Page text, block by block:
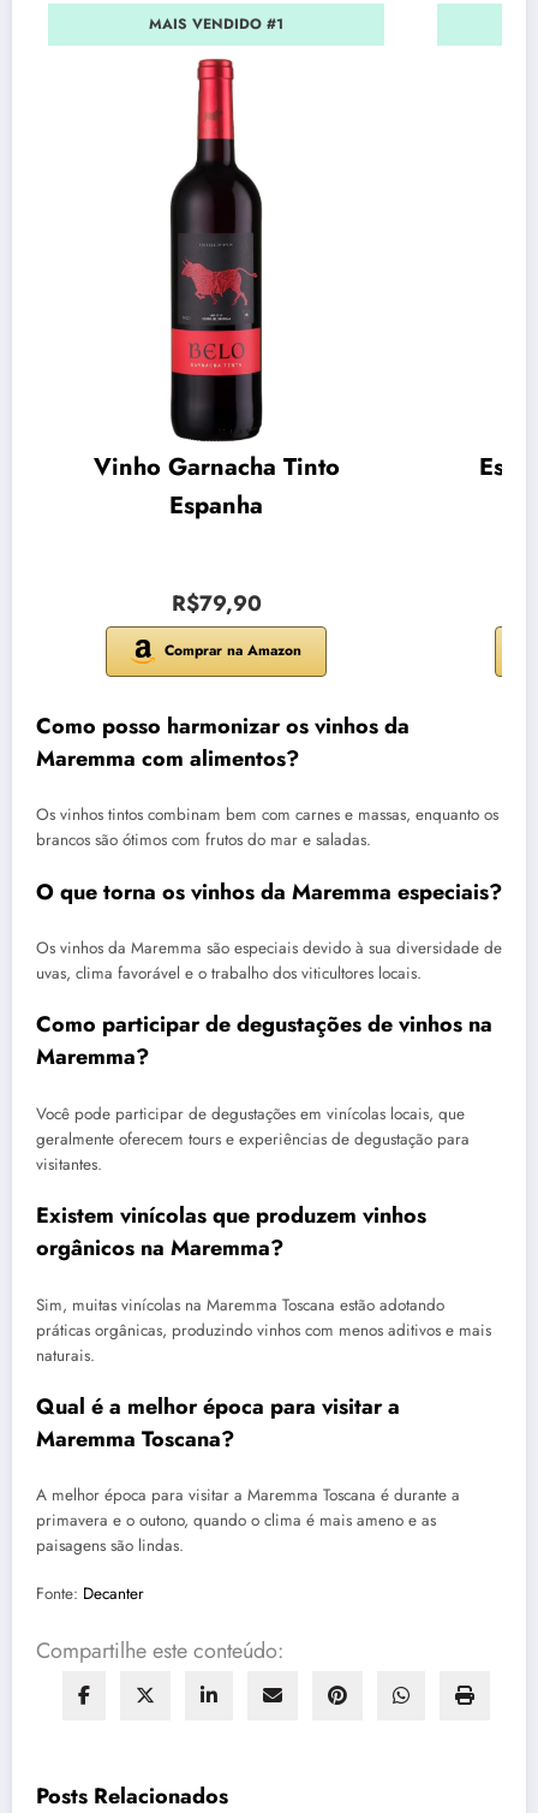
MAIS VENDIDO #1
Vinho Garnacha Tinto
Espanha
R$79,90
Comprar na Amazon
Como posso harmonizar os vinhos da
Maremma com alimentos?
Os vinhos tintos combinam bem com carnes e massas, enquanto os
brancos são ótimos com frutos do mar e saladas.
O que torna os vinhos da Maremma especiais?
Os vinhos da Maremma são especiais devido à sua diversidade de
uvas, clima favorável e o trabalho dos viticultores locais.
Como participar de degustações de vinhos na
Maremma?
Você pode participar de degustações em vinícolas locais, que
geralmente oferecem tours e experiências de degustação para
visitantes.
Existem vinícolas que produzem vinhos
orgânicos na Maremma?
Sim, muitas vinícolas na Maremma Toscana estão adotando
práticas orgânicas, produzindo vinhos com menos aditivos e mais
naturais.
Qual é a melhor época para visitar a
Maremma Toscana?
A melhor época para visitar a Maremma Toscana é durante a
primavera e o outono, quando o clima é mais ameno e as
paisagens são lindas.
Fonte: Decanter
Compartilhe este conteúdo:
Posts Relacionados